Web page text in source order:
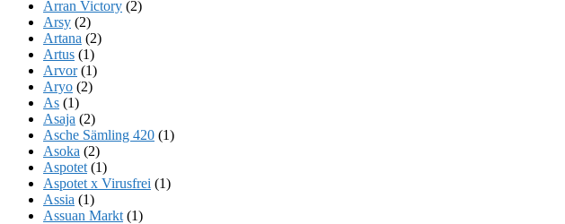
Arran Victory (2)
Arsy (2)
Artana (2)
Artus (1)
Arvor(1)
Aryo (2)
As (1)
Asaja (2)
Asche Sämling 420 (1)
Asoka (2)
Aspotet (1)
Aspotet x Virusfrei (1)
Assia (1)
Assuan Markt (1)